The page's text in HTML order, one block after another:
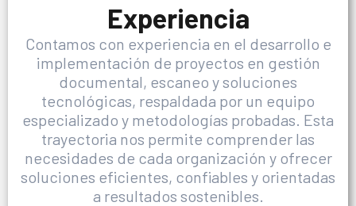
Experiencia
Contamos con experiencia en el desarrollo e
implementación de proyectos en gestión
documental, escaneo y soluciones
tecnológicas, respaldada por un equipo
especializado y metodologías probadas. Esta
trayectoria nos permite comprender las
necesidades de cada organización y ofrecer
soluciones eficientes, confiables y orientadas
a resultados sostenibles.